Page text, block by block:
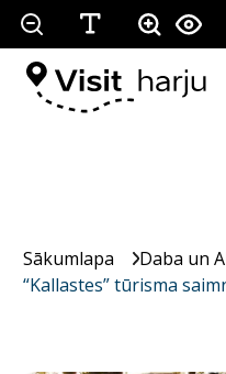
Sākumlapa Daba un
“Kallastes” tūrisma